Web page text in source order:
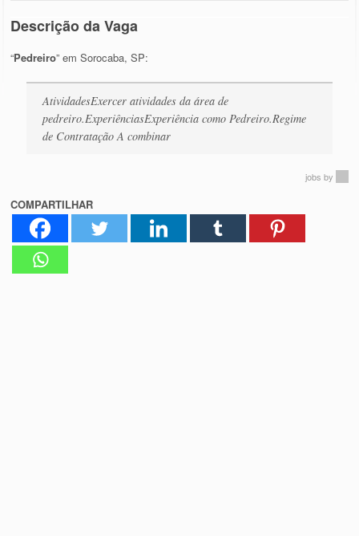
Descrição da Vaga
“Pedreiro” em Sorocaba, SP:
AtividadesExercer atividades da área de
pedreiro.ExperiênciasExperiência como Pedreiro.Regime
de Contratação A combinar
jobs by
COMPARTILHAR